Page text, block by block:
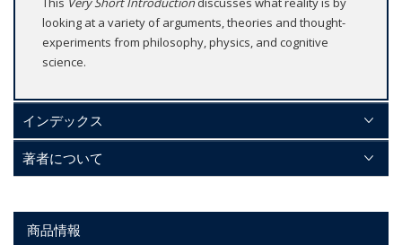
looking at a variety of arguments, theories and thought-
experiments from philosophy, physics, and cognitive
science.
インデックス
著者について
商品情報